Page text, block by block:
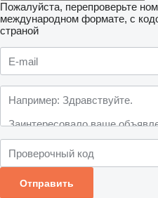
Пожалуйста, перепроверьте
международном формате, с
страной